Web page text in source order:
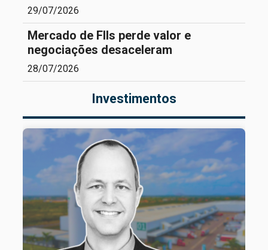
29/07/2026
Mercado de FIIs perde valor e
negociações desaceleram
28/07/2026
Investimentos